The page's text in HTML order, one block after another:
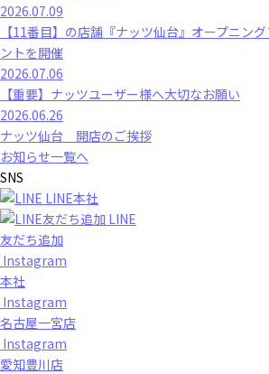
2026.07.09
【11番目】の店舗『ナッツ仙台』オープニン
ントを開催
2026.07.06
【重要】ナッツユーザー様へ大切なお願い
2026.06.26
ナッツ仙台 開店のご挨拶
お知らせ一覧へ
SNS
LINE本社
LINE
友だち追加
Instagram
本社
Instagram
名古屋一宮店
Instagram
愛知豊川店